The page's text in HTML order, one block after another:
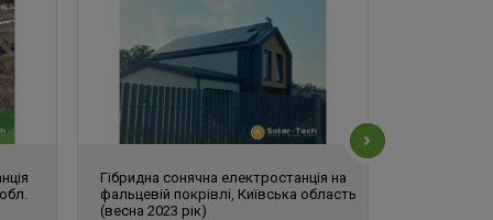
Гібридна сонячна електростанція на
фальцевій покрівлі, Київська область
(весна 2023 рік)